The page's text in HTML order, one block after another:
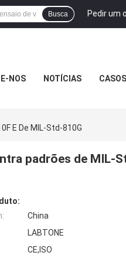
Pedir um
Busca
NOS NOTÍCIAS CASOS
E De MIL-Std-810G
padrões de MIL-
China
LABTONE
CE,ISO